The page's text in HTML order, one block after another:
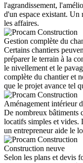
l'agrandissement,
d'un espace existant. Un
les affaires.
Gestion complète du
Certains chantiers
préparer le terrain à la
le nivellement et le
complète du chantier et
que le projet avance tel
Aménagement intérieur
De nombreux bâtiments
locatifs simples et vides.
un entrepreneur aide le
Construction neuve
Selon les plans et devis